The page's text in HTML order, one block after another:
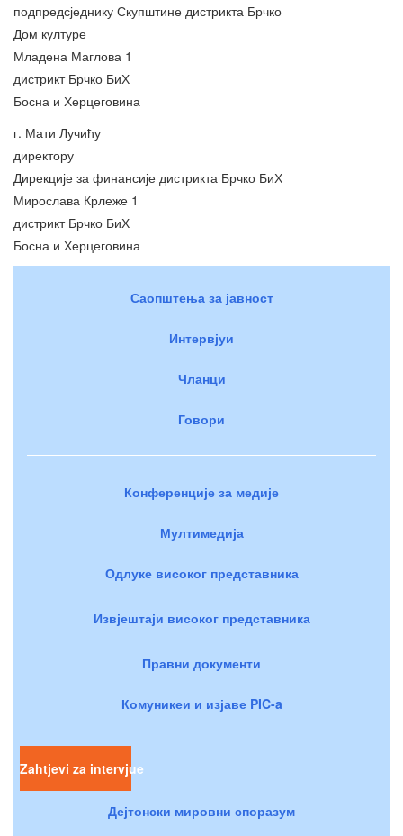
подпредсједнику Скупштине дистрикта Брчко
Дом културе
Младена Маглова 1
дистрикт Брчко БиХ
Босна и Херцеговина
г. Мати Лучићу
директору
Дирекције за финансије дистрикта Брчко БиХ
Мирослава Крлеже 1
дистрикт Брчко БиХ
Босна и Херцеговина
Саопштења за јавност
Интервјуи
Чланци
Говори
Конференције за медије
Мултимедија
Одлуке високог представника
Извјештаји високог представника
Правни документи
Комуникеи и изјаве PIC-a
Zahtjevi za intervjue
Дејтонски мировни споразум